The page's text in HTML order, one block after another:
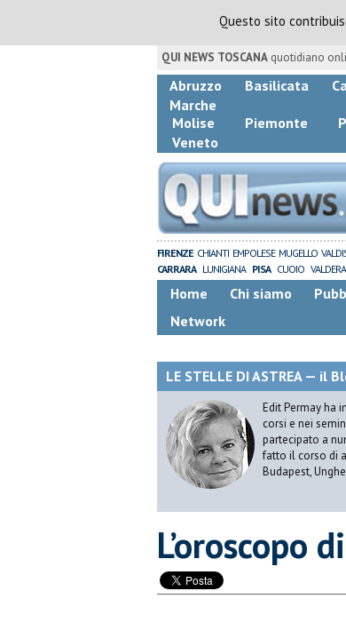
Questo sito
QUI NEWS TOSCANA quotidiano
Abruzzo Basilicata
Marche
Molise
Piemonte
Veneto
FIRENZE CHIANTI EMPOLESE MUGELLO
CARRARA LUNIGIANA PISA CUOIO VALDERA
Home Chi siamo
Network
LE STELLE DI ASTREA — il
Edit Permay ha
corsi e nei
partecipato a
fatto il corso di
Budapest,
​L’oroscopo